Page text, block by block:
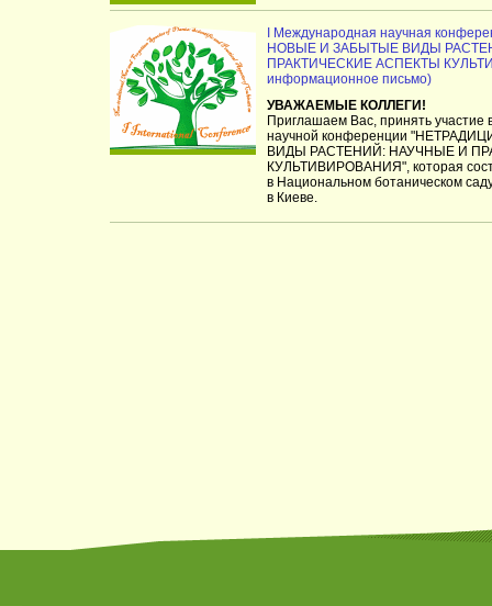
I Международная научная
НОВЫЕ И ЗАБЫТЫЕ ВИДЫ
ПРАКТИЧЕСКИЕ АСПЕКТЫ
информационное письмо)
УВАЖАЕМЫЕ КОЛЛЕГИ!
Приглашаем Вас, принять
научной конференции
ВИДЫ РАСТЕНИЙ: НАУЧНЫЕ И
КУЛЬТИВИРОВАНИЯ", которая
в Национальном ботаническом
в Киеве.